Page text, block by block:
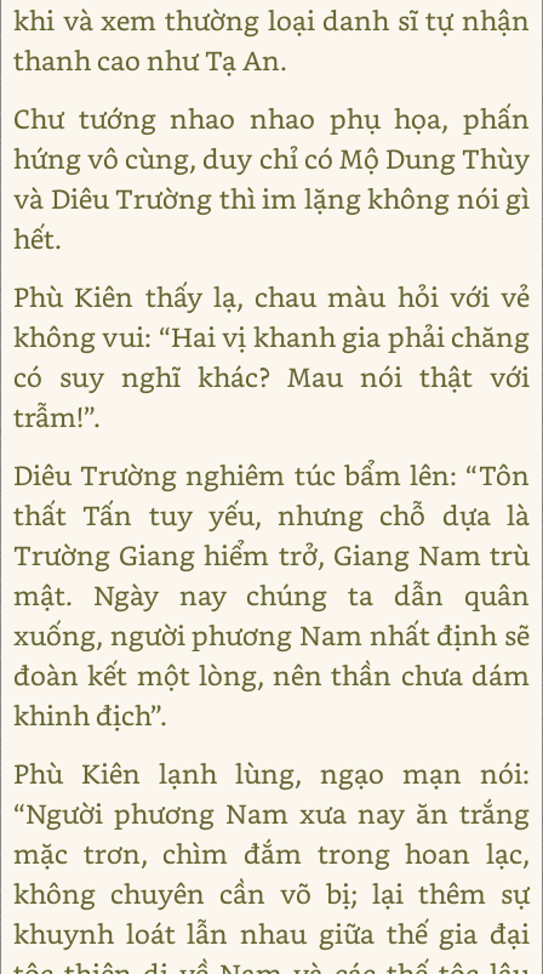
khi và xem thường loại danh sĩ tự nhận
thanh cao như Tạ An.
Chư tướng nhao nhao phụ họa, phấn
hứng vô cùng, duy chỉ có Mộ Dung Thùy
và Diêu Trường thì im lặng không nói gì
hết.
Phù Kiên thấy lạ, chau màu hỏi với vẻ
không vui: “Hai vị khanh gia phải chăng
có suy nghĩ khác? Mau nói thật với
trẫm!”.
Diêu Trường nghiêm túc bẩm lên: “Tôn
thất Tấn tuy yếu, nhưng chỗ dựa là
Trường Giang hiểm trở, Giang Nam trù
mật. Ngày nay chúng ta dẫn quân
xuống, người phương Nam nhất định sẽ
đoàn kết một lòng, nên thần chưa dám
khinh địch”.
Phù Kiên lạnh lùng, ngạo mạn nói:
“Người phương Nam xưa nay ăn trắng
mặc trơn, chìm đắm trong hoan lạc,
không chuyên cần võ bị; lại thêm sự
khuynh loát lẫn nhau giữa thế gia đại